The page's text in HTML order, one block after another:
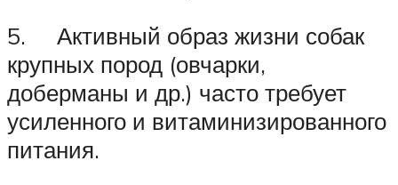
5. Активный образ жизни собак
крупных пород (овчарки,
доберманы и др.) часто требует
усиленного и витаминизированного
питания.